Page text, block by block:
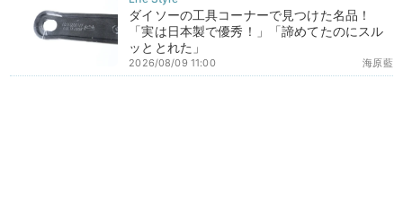
ダイソーの工具コーナーで見つけた名品！
「実は日本製で優秀！」「諦めてたのにスル
ッととれた」
海原藍
2026/08/09 11:00